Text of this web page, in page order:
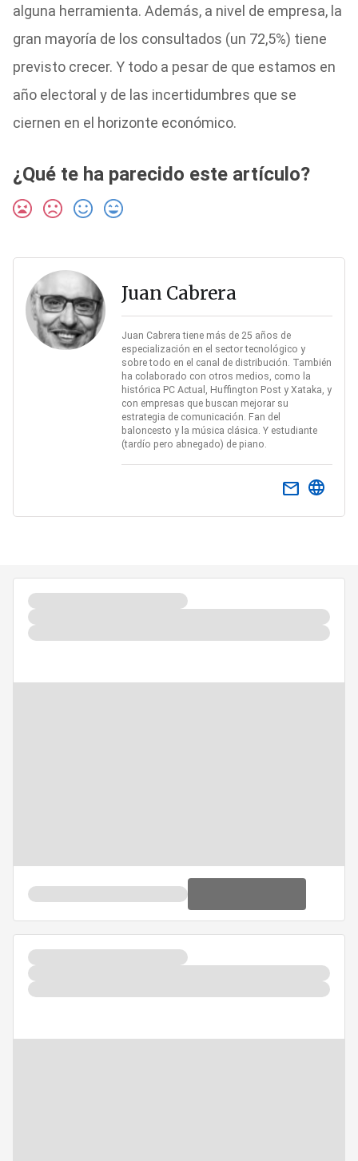
alguna herramienta. Además, a nivel de empresa, la
gran mayoría de los consultados (un 72,5%) tiene
previsto crecer. Y todo a pesar de que estamos en
año electoral y de las incertidumbres que se
ciernen en el horizonte económico.
¿Qué te ha parecido este artículo?
Juan Cabrera
Juan Cabrera tiene más de 25 años de
especialización en el sector tecnológico y
sobre todo en el canal de distribución. También
ha colaborado con otros medios, como la
histórica PC Actual, Huffington Post y Xataka, y
con empresas que buscan mejorar su
estrategia de comunicación. Fan del
baloncesto y la música clásica. Y estudiante
(tardío pero abnegado) de piano.
email